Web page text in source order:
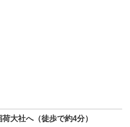
大社へ（徒歩で約4分）